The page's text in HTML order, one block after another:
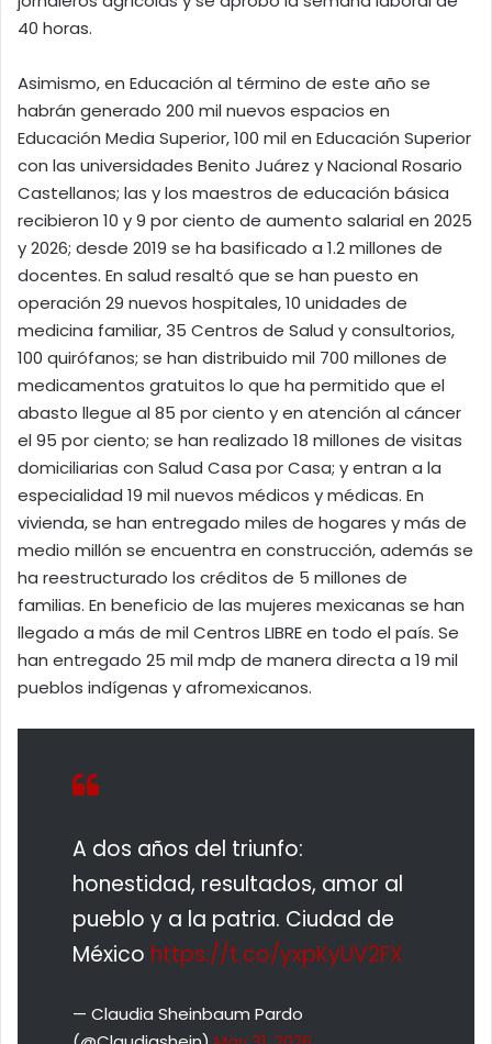
40 horas.
Asimismo, en Educación al término de este año se
habrán generado 200 mil nuevos espacios en
Educación Media Superior, 100 mil en Educación Superior
con las universidades Benito Juárez y Nacional Rosario
Castellanos; las y los maestros de educación básica
recibieron 10 y 9 por ciento de aumento salarial en 2025
y 2026; desde 2019 se ha basificado a 1.2 millones de
docentes. En salud resaltó que se han puesto en
operación 29 nuevos hospitales, 10 unidades de
medicina familiar, 35 Centros de Salud y consultorios,
100 quirófanos; se han distribuido mil 700 millones de
medicamentos gratuitos lo que ha permitido que el
abasto llegue al 85 por ciento y en atención al cáncer
el 95 por ciento; se han realizado 18 millones de visitas
domiciliarias con Salud Casa por Casa; y entran a la
especialidad 19 mil nuevos médicos y médicas. En
vivienda, se han entregado miles de hogares y más de
medio millón se encuentra en construcción, además se
ha reestructurado los créditos de 5 millones de
familias. En beneficio de las mujeres mexicanas se han
llegado a más de mil Centros LIBRE en todo el país. Se
han entregado 25 mil mdp de manera directa a 19 mil
pueblos indígenas y afromexicanos.
A dos años del triunfo:
honestidad, resultados, amor al
pueblo y a la patria. Ciudad de
México https://t.co/yxpKyUV2FX
— Claudia Sheinbaum Pardo